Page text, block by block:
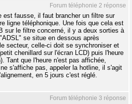
Forum téléphonie 2 réponse
est fausse, il faut brancher un filtre sur
ligne téléphonique. Une fois que cela est
sur le filtre concerné, il y a deux sorties à
se situe en dessous après
secteur, celle-ci doit se synchroniser et
chenillard sur l'écran LCD) puis l'heure
Tant que l'heure n'est pas affichée,
s'affiche pas, appeler la hotline, il s'agit
en 5 jours c'est réglé.
Forum téléphonie 3 réponse